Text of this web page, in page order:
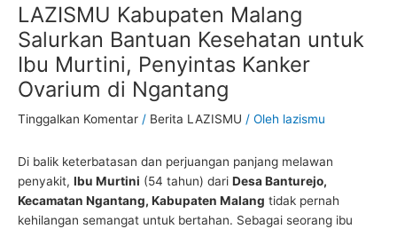
LAZISMU Kabupaten Malang
Salurkan Bantuan Kesehatan untuk
Ibu Murtini, Penyintas Kanker
Ovarium di Ngantang
Tinggalkan Komentar / Berita LAZISMU / Oleh lazismu
Di balik keterbatasan dan perjuangan panjang melawan
penyakit, Ibu Murtini (54 tahun) dari Desa Banturejo,
Kecamatan Ngantang, Kabupaten Malang tidak pernah
kehilangan semangat untuk bertahan. Sebagai seorang ibu